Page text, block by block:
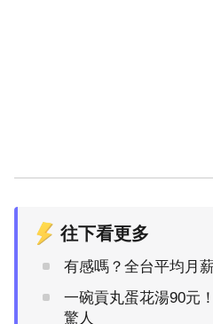
往下看更多
有感嗎？全台平均月
一碗貢丸蛋花湯90元
驚人